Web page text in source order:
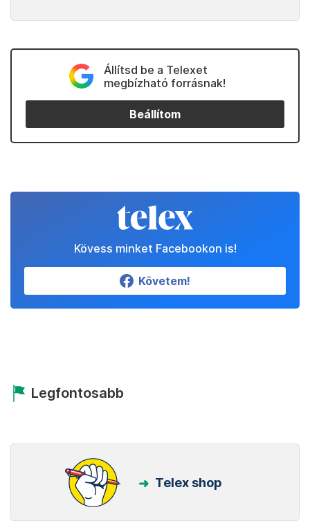
Állítsd be a Telexet
megbízható forrásnak!
Beállítom
Kövess minket Facebookon is!
Követem!
Legfontosabb
Telex shop